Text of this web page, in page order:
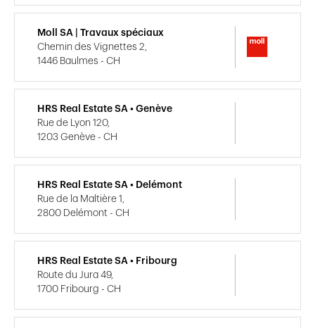
Moll SA | Travaux spéciaux
Chemin des Vignettes 2,
1446 Baulmes - CH
HRS Real Estate SA • Genève
Rue de Lyon 120,
1203 Genève - CH
HRS Real Estate SA • Delémont
Rue de la Maltière 1,
2800 Delémont - CH
HRS Real Estate SA • Fribourg
Route du Jura 49,
1700 Fribourg - CH